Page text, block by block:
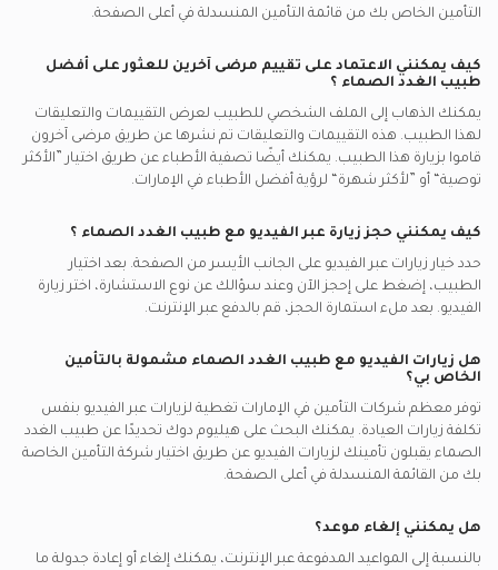
التأمين الخاص بك من قائمة التأمين المنسدلة في أعلى الصفحة.
كيف يمكنني الاعتماد على تقييم مرضى آخرين للعثور على أفضل
طبيب الغدد الصماء ؟
يمكنك الذهاب إلى الملف الشخصي للطبيب لعرض التقييمات والتعليقات
لهذا الطبيب. هذه التقييمات والتعليقات تم نشرها عن طريق مرضى آخرون
قاموا بزيارة هذا الطبيب. يمكنك أيضًا تصفية الأطباء عن طريق اختيار ”الأكثر
توصية“ أو ”لأكثر شهرة“ لرؤية أفضل الأطباء في الإمارات.
كيف يمكنني حجز زيارة عبر الفيديو مع طبيب الغدد الصماء ؟
حدد خيار زيارات عبر الفيديو على الجانب الأيسر من الصفحة. بعد اختيار
الطبيب، إضغط على إحجز الآن وعند سؤالك عن نوع الاستشارة، اختر زيارة
الفيديو. بعد ملء استمارة الحجز، قم بالدفع عبر الإنترنت.
هل زيارات الفيديو مع طبيب الغدد الصماء مشمولة بالتأمين
الخاص بي؟
توفر معظم شركات التأمين في الإمارات تغطية لزيارات عبر الفيديو بنفس
تكلفة زيارات العيادة. يمكنك البحث على هيليوم دوك تحديدًا عن طبيب الغدد
الصماء يقبلون تأمينك لزيارات الفيديو عن طريق اختيار شركة التأمين الخاصة
بك من القائمة المنسدلة في أعلى الصفحة.
هل يمكنني إلغاء موعد؟
بالنسبة إلى المواعيد المدفوعة عبر الإنترنت، يمكنك إلغاء أو إعادة جدولة ما